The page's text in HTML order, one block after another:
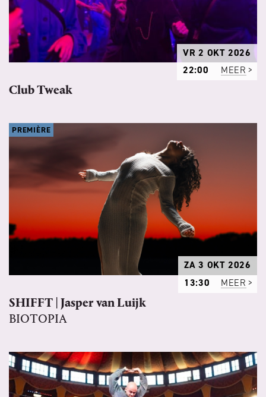
VR 2 OKT 2026
22:00
MEER
Club Tweak
PREMIÈRE
ZA 3 OKT 2026
13:30
MEER
SHIFFT | Jasper van Luijk
BIOTOPIA